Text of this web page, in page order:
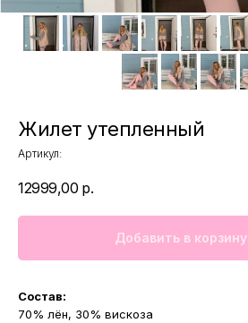
Жилет утепленный
Артикул:
12999,00 р.
Добавить в корзину
Состав:
70% лён, 30% вискоза